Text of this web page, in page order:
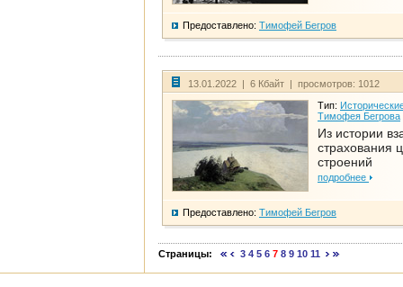
Предоставлено: Тимофей Бегров
13.01.2022 | 6 Кбайт | просмотров: 1012
Тип:
Тимофея Бегрова
Из истории
страхования
строений
подробнее
Предоставлено: Тимофей Бегров
Страницы: 3 4 5 6 7 8 9 10 11